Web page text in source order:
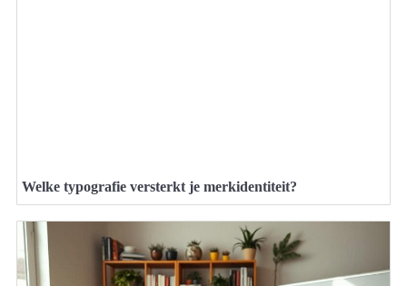
Welke typografie versterkt je merkidentiteit?